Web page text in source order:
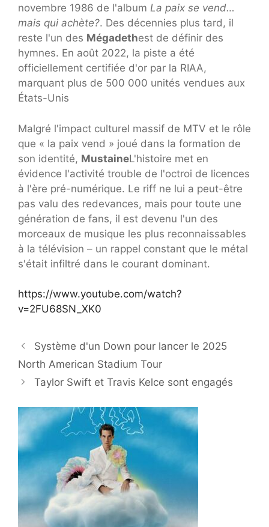
novembre 1986 de l'album La paix se vend…
mais qui achète?. Des décennies plus tard, il
reste l'un des Mégadethest de définir des
hymnes. En août 2022, la piste a été
officiellement certifiée d'or par la RIAA,
marquant plus de 500 000 unités vendues aux
États-Unis
Malgré l'impact culturel massif de MTV et le rôle
que « la paix vend » joué dans la formation de
son identité, MustaineL'histoire met en
évidence l'activité trouble de l'octroi de licences
à l'ère pré-numérique. Le riff ne lui a peut-être
pas valu des redevances, mais pour toute une
génération de fans, il est devenu l'un des
morceaux de musique les plus reconnaissables
à la télévision – un rappel constant que le métal
s'était infiltré dans le courant dominant.
https://www.youtube.com/watch?
v=2FU68SN_XK0
Système d'un Down pour lancer le 2025
North American Stadium Tour
Taylor Swift et Travis Kelce sont engagés